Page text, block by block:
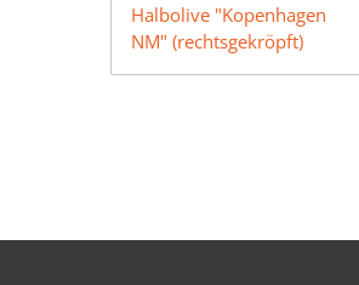
Halbolive "Kopenhagen
NM" (rechtsgekröpft)